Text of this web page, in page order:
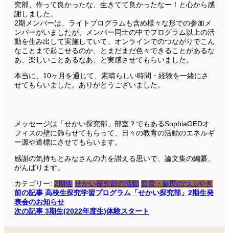
究部、作って良かったな、生きてて良かったなー！と心から感
謝しました。
2期メンバーは、ライトプログラムも含め様々な形での参加メ
ンバーがいましたが、メンバー同士の中でプログラム以上の活
動を生み出して実施していて、オンラインでのつながりでこん
なことまで起こせるのか、とまだまだ色々できることがあるな
あ、楽しいことあるなあ、と実感させてもらいました。
本当に、10ヶ月を通じて、素晴らしい時間・経験を一緒にさ
せてもらいました。ありがとうございました。
メッセージは「せかい探究部」部室？でもあるSophiaGEDオ
フィスの壁に飾らせてもらって、日々の教育の活動のエネルギ
ー源や道標にさせてもらいます。
感謝の気持ちとみなさんの力を讃える思いで、論文集の編纂、
がんばります。
カテゴリー: 2期生 せかい探究部の活動 監督・顧問のつぶやき
投
稿
ナ
前の記事 高校生探究学習プログラム「せかい探究部」2期生発
表会のお知らせ
次の記事 3期生(2022年度生)体験スタート